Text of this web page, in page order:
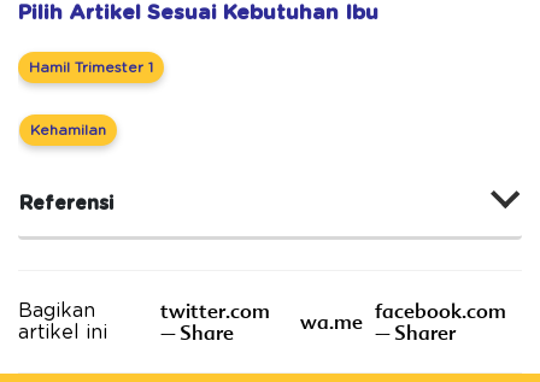
Pilih Artikel Sesuai Kebutuhan Ibu
Hamil Trimester 1
Kehamilan
Referensi
Bagikan
artikel ini
twitter.com
– Share
wa.me facebook.com
– Sharer